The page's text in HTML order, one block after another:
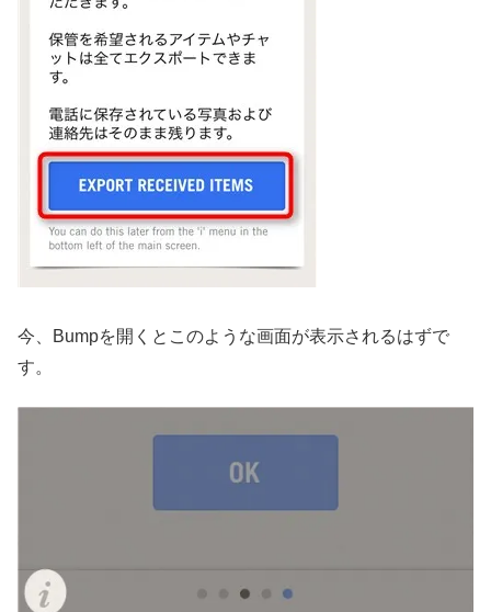
今、Bumpを開くとこのような画面が表示されるはずで
す。